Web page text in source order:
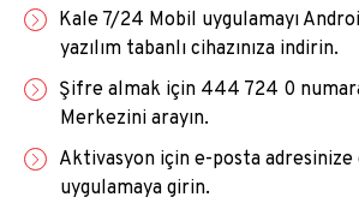
Kale 7/24 Mobil uygulama​yı
yazılım tabanlı cihazınıza indirin.
Şifre almak için 444 7​24 0
Merkezini arayın.
Aktivasyon için e-posta
uygulamaya girin.